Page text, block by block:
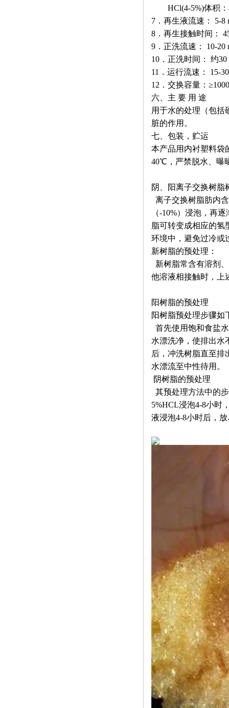
HCl(4-5%)体积：
7．再生液流速： 5-8
8．再生接触时间：
9．正洗流速： 10-20
10．正洗时间： 约30
11．运行流速： 15-
12．交换容量：
六、主 要 用 途
用于水的处理（包括
脏的作用。
七、包装，贮运
本产品用内衬塑料袋
40℃，严禁脱水、曝
阴、阳离子交换树脂
离子交换树脂肪内
（-10%）浸泡，再
脂可转变成相应的氢
环境中，避免过冷或
新树脂的预处理：
新树脂常含有溶剂
他溶液相接触时，上
阳树脂的预处理
阳树脂预处理步骤如
首先使用饱和食盐
水漂洗净，使排出水
后，冲洗树脂直至排
水漂流至中性待用。
阴树脂的预处理
其预处理方法中的
5%HCL浸泡4-8小时
液浸泡4-8小时后，